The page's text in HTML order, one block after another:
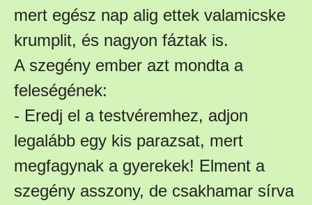
mert egész nap alig ettek valamicske
krumplit, és nagyon fáztak is.
A szegény ember azt mondta a
feleségének:
- Eredj el a testvéremhez, adjon
legalább egy kis parazsat, mert
megfagynak a gyerekek! Elment a
szegény asszony, de csakhamar sírva